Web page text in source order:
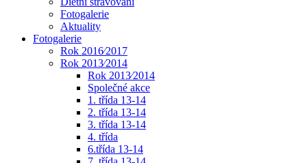
Fotogalerie
Aktuality
Fotogalerie
Rok 2016⁄2017
Rok 2013⁄2014
Rok 2013⁄2014
Společné akce
1. třída 13-14
2. třída 13-14
3. třída 13-14
4. třída
6.třída 13-14